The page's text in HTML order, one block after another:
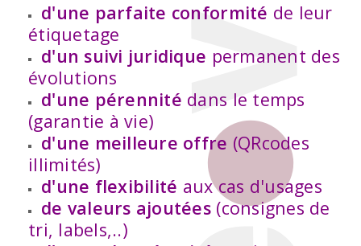
d'une parfaite conformité de leur
étiquetage
d'un suivi juridique permanent des
évolutions
d'une pérennité dans le temps
(garantie à vie)
d'une meilleure offre (QRcodes
illimités)
d'une flexibilité aux cas d'usages
de valeurs ajoutées (consignes de
tri, labels,..)